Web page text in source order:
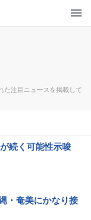
た注目ニュースを掲載して
続く可能性示唆
・奄美にかなり接